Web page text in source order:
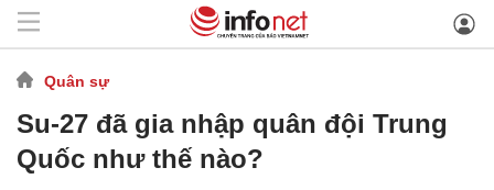
Quân sự
Su-27 đã gia nhập quân đội Trung
Quốc như thế nào?